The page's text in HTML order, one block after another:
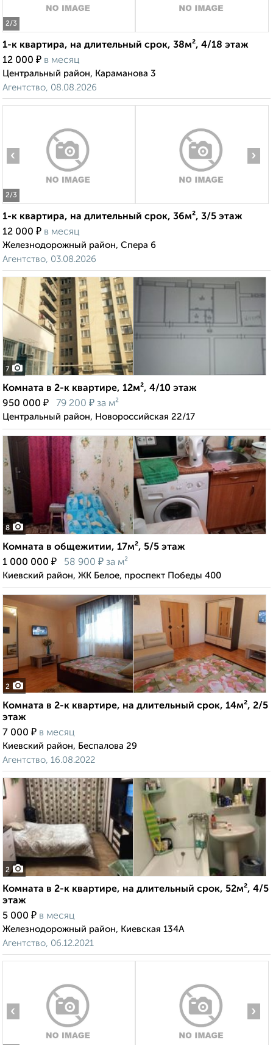
2/3
1-к квартира, на длительный срок, 38м², 4/18 этаж
12 000 ₽ в месяц
Центральный район, Караманова 3
Агентство, 08.08.2026
2/3
‹ ›
1-к квартира, на длительный срок, 36м², 3/5 этаж
12 000 ₽ в месяц
Железнодорожный район, Спера 6
Агентство, 03.08.2026
7
Комната в 2-к квартире, 12м², 4/10 этаж
950 000 ₽ 79 200 ₽ за м²
Центральный район, Новороссийская 22/17
8
Комната в общежитии, 17м², 5/5 этаж
1 000 000 ₽ 58 900 ₽ за м²
Киевский район, ЖК Белое, проспект Победы 400
2
Комната в 2-к квартире, на длительный срок, 14м², 2/5
этаж
7 000 ₽ в месяц
Киевский район, Беспалова 29
Агентство, 16.08.2022
2
Комната в 2-к квартире, на длительный срок, 52м², 4/5
этаж
5 000 ₽ в месяц
Железнодорожный район, Киевская 134А
Агентство, 06.12.2021
‹ ›